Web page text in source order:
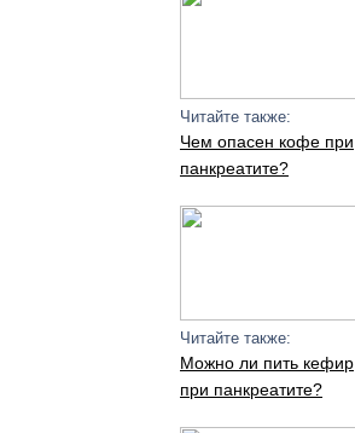
Читайте также:
Чем опасен кофе при
панкреатите?
Читайте также:
Можно ли пить кефир
при панкреатите?